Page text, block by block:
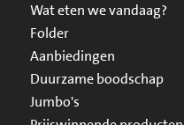
Wat eten we vandaag?
Folder
Aanbiedingen
Duurzame boodschap
Jumbo's